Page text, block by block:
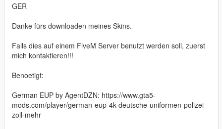
GER
Danke fürs downloaden meines Skins.
Falls dies auf einem FiveM Server benutzt werden soll, zuerst
mich kontaktieren!!!
Benoetigt:
German EUP by AgentDZN: https://www.gta5-
mods.com/player/german-eup-4k-deutsche-uniformen-polizei-
zoll-mehr